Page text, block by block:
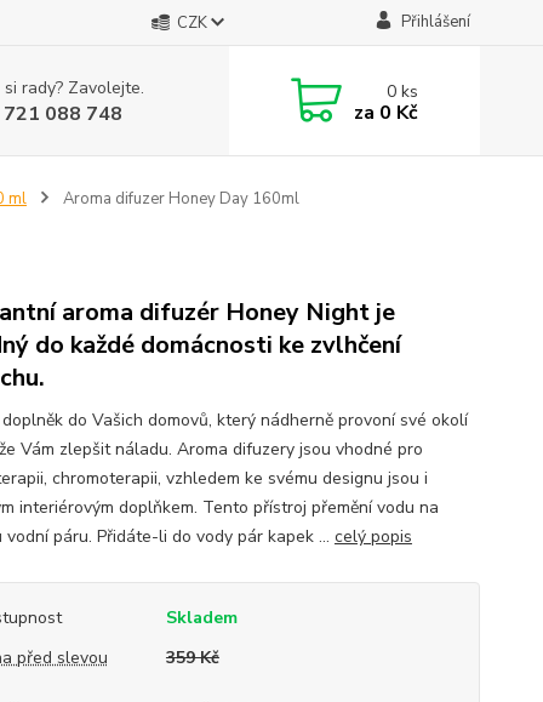
CZK Přihlášení
rady? Zavolejte.
088 748
0ks
za 0 Kč
ml Aroma difuzer Honey Day 160ml
aroma difuzér Honey Night je
do každé domácnosti ke zvlhčení
do Vašich domovů, který nádherně provoní své okolí
Vám zlepšit náladu. Aroma difuzery jsou vhodné pro
chromoterapii, vzhledem ke svému designu jsou i
interiérovým doplňkem. Tento přístroj přemění vodu na
vodní páru. Přidáte-li do vody pár kapek ... celý popis
Skladem
před slevou
359 Kč